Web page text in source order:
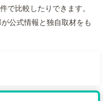
で比較したりできます。
公式情報と独自取材をも